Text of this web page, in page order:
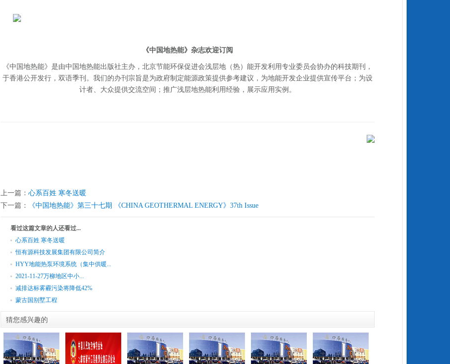
《中国地热能》杂志欢迎订阅
《中国地热能》是由中国地热能出版社主办，北京节能环保促进会浅层地（热）能开发利用专业委员会协办的科技期刊，
于香港公开发行，双语季刊。我们的办刊宗旨是为政府制定能源政策提供参考建议，为地能开发企业提供宣传平台；为设
计者、大众提供交流空间；推广浅层地热能利用经验，展示应用实例。
上一篇：心系百姓 寒冬送暖
下一篇：
《中国地热能》第三十七期 《CHINA GEOTHERMAL ENERGY》37th Issue
看过这篇文章的人还看过...
心系百姓 寒冬送暖
恒有源科技发展集团有限公司简介
HYY地能热泵环境系统（集中供暖...
2021-11-27万柳地区中小...
减排达标雾霾污染将降低42%
蒙古国别墅工程
猜您感兴趣的